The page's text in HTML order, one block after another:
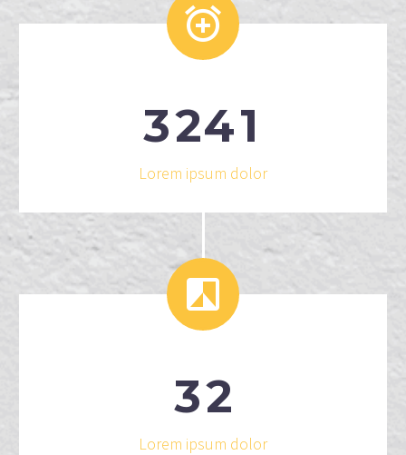


3241
Lorem ipsum dolor


32
Lorem ipsum dolor